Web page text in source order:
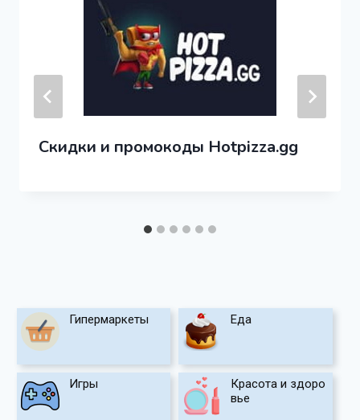
Скидки и промокоды Hotpizza.gg
Гипермаркеты Еда
Игры
Красота и здоро
вье